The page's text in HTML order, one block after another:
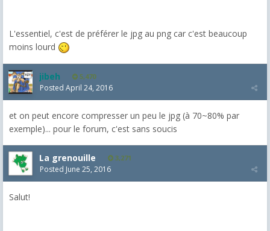
L'essentiel, c'est de préférer le jpg au png car c'est beaucoup
moins lourd
jibeh 5,470
Posted April 24, 2016
et on peut encore compresser un peu le jpg (à 70~80% par
exemple)... pour le forum, c'est sans soucis
La grenouille 3,271
Posted June 25, 2016
Salut!